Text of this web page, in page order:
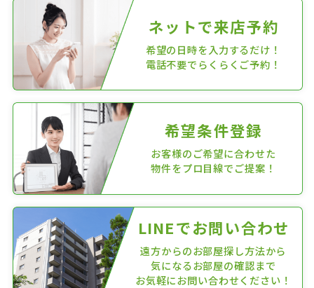
ネットで来店予約
希望の日時を入力するだけ！
電話不要でらくらくご予約！
希望条件登録
お客様のご希望に合わせた
物件をプロ目線でご提案！
LINEでお問い合わせ
遠方からのお部屋探し方法から
気になるお部屋の確認まで
お気軽にお問い合わせください！